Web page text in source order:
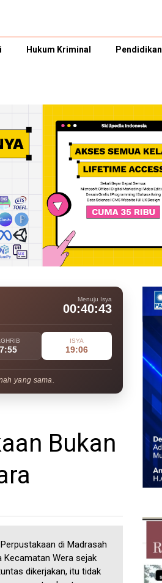
Hukum Kriminal Pendidikan
Menuju Isya
00:40:42
ISYA
19:06
yang sama.
Bukan
di Madrasah
Kecamatan Wera sejak
dikerjakan, itu tidak